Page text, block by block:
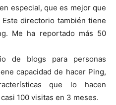
especial, que es mejor que
directorio también tiene
Me ha reportado más 50
de blogs para personas
capacidad de hacer Ping,
que lo hacen
100 visitas en 3 meses.